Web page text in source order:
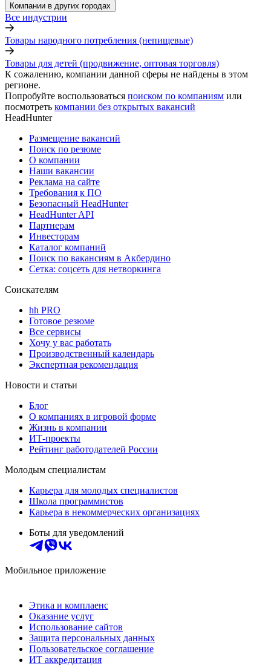
Компании в других городах
Все индустрии
Товары народного потребления (непищевые)
Товары для детей (продвижение, оптовая торговля)
К сожалению, компании данной сферы не найдены в этом
регионе.
Попробуйте воспользоваться поиском по компаниям или
посмотреть компании без открытых вакансий
HeadHunter
Размещение вакансий
Поиск по резюме
О компании
Наши вакансии
Реклама на сайте
Требования к ПО
Безопасный HeadHunter
HeadHunter API
Партнерам
Инвесторам
Каталог компаний
Поиск по вакансиям в Акбердино
Сетка: соцсеть для нетворкинга
Соискателям
hh PRO
Готовое резюме
Все сервисы
Хочу у вас работать
Производственный календарь
Экспертная рекомендация
Новости и статьи
Блог
О компаниях в игровой форме
Жизнь в компании
ИТ-проекты
Рейтинг работодателей России
Молодым специалистам
Карьера для молодых специалистов
Школа программистов
Карьера в некоммерческих организациях
Боты для уведомлений
Мобильное приложение
Этика и комплаенс
Оказание услуг
Использование сайтов
Защита персональных данных
Пользовательское соглашение
ИТ аккредитация